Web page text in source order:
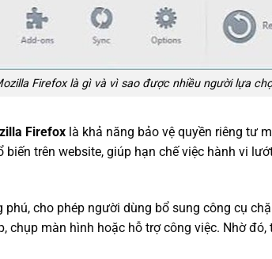
Firefox là gì và vì sao được nhiều người lựa
Firefoxlà khả năng bảo vệ quyền riêng tư
trên website, giúp hạn chế việc hành vi
cho phép người dùng bổ sung công cụ
chụp màn hình hoặc hỗ trợ công việc. Nhờ